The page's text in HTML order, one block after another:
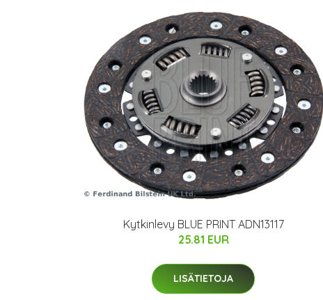
Kytkinlevy BLUE PRINT ADN13117
25.81 EUR
LISÄTIETOJA